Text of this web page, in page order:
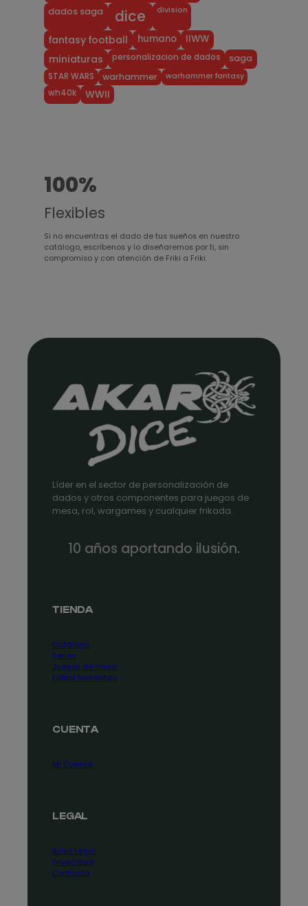
dados saga dice division
fantasy football humano IIWW
miniaturas personalizacion de dados saga
STAR WARS warhammer warhammer fantasy
wh40k WWII
100%
Flexibles
Si no encuentras el dado de tus sueños en nuestro
catálogo, escríbenos y lo diseñaremos por ti, sin
compromiso y con atención de Friki a Friki.
Líder en el sector de personalización de
dados y otros componentes para juegos de
mesa, rol, wargames y cualquier frikada.
10 años aportando ilusión.
TIENDA
Catálogo
Series
Juegos de mesa
Fútbol fantástico
CUENTA
Mi Cuenta
LEGAL
Aviso Legal
Privacidad
Contacta